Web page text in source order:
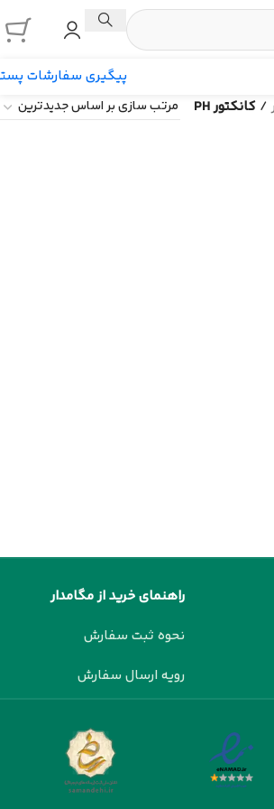
پیگیری سفارشات
/کانکتور PH
راهنمای خرید از مگامدار
نحوه ثبت سفارش
رویه ارسال سفارش